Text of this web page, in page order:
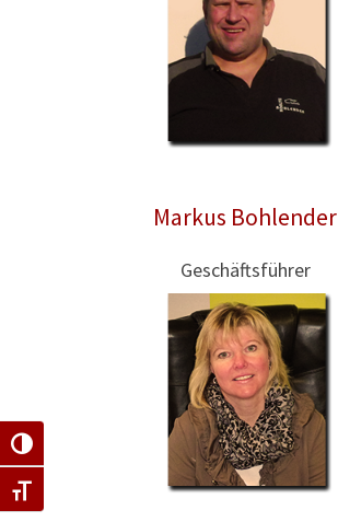
Umschalten auf hohe Kontraste
Schrift vergrößern
Markus Bohlender
Geschäftsführer